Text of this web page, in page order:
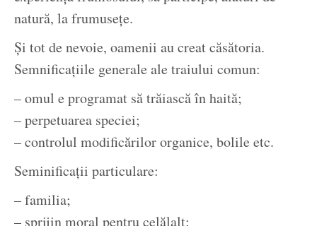
natură, la frumusețe.
Și tot de nevoie, oamenii au creat căsătoria.
Semnificațiile generale ale traiului comun:
– omul e programat să trăiască în haită;
– perpetuarea speciei;
– controlul modificărilor organice, bolile etc.
Seminificații particulare:
– familia;
– sprijin moral pentru celălalt;